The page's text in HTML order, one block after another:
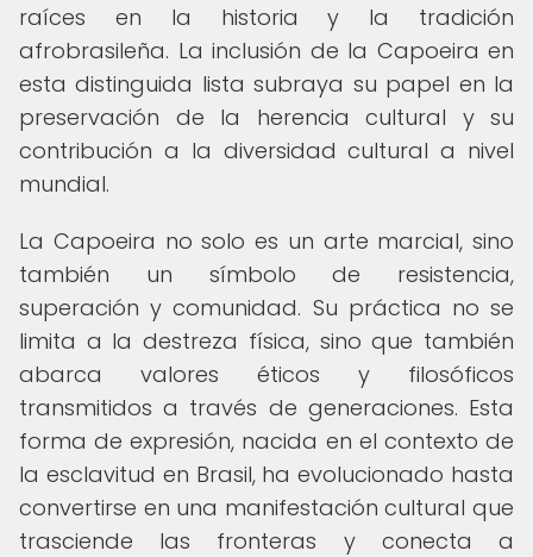
raíces en la historia y la tradición
afrobrasileña. La inclusión de la Capoeira en
esta distinguida lista subraya su papel en la
preservación de la herencia cultural y su
contribución a la diversidad cultural a nivel
mundial.
La Capoeira no solo es un arte marcial, sino
también un símbolo de resistencia,
superación y comunidad. Su práctica no se
limita a la destreza física, sino que también
abarca valores éticos y filosóficos
transmitidos a través de generaciones. Esta
forma de expresión, nacida en el contexto de
la esclavitud en Brasil, ha evolucionado hasta
convertirse en una manifestación cultural que
trasciende las fronteras y conecta a